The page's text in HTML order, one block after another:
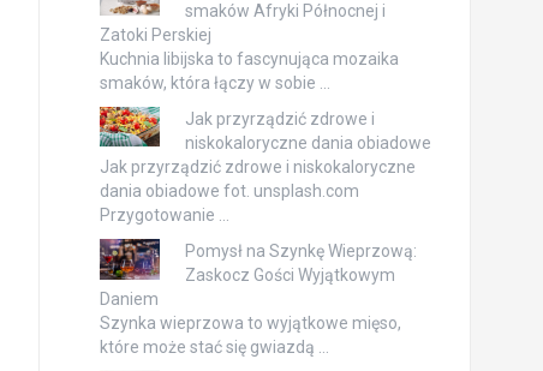
smaków Afryki Północnej i
Zatoki Perskiej
Kuchnia libijska to fascynująca mozaika
smaków, która łączy w sobie …
Jak przyrządzić zdrowe i
niskokaloryczne dania obiadowe
Jak przyrządzić zdrowe i niskokaloryczne
dania obiadowe fot. unsplash.com
Przygotowanie …
Pomysł na Szynkę Wieprzową:
Zaskocz Gości Wyjątkowym
Daniem
Szynka wieprzowa to wyjątkowe mięso,
które może stać się gwiazdą …